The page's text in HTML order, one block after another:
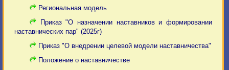
Региональная модель
Приказ "О назначении наставников и формировании
наставнических пар" (2025г)
Приказ "О внедрении целевой модели наставничества"
Положение о наставничестве